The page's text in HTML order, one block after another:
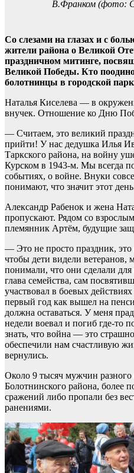
В.Франком (фото:
Со слезами на глазах и с
жители района о Великой
праздничном митинге,
Великой Победы. Кто
болотнинцы в городской
Наталья Киселева — в
внучек. Отношение ко Дню
— Считаем, это великий
прийти! У нас дедушка Илья
Таркского района, на войну
Курском в 1943-м. Мы всегда
событиях, о войне. Внуки
понимают, что значит этот
Александр Рабенок и жена
пропускают. Рядом со
племянник Артём, будущие
— Это не просто праздник, это
чтобы дети видели ветеранов,
понимали, что они сделали
глава семейства, сам
участвовал в боевых
первый год как вышел на
должна оставаться. У меня
недели воевал и погиб где-то
знать, что война — это
обеспечили нам счастливую
вернулись.
Около 9 тысяч мужчин разного
Болотнинского района, более
сражений либо пропали без
ранениями.